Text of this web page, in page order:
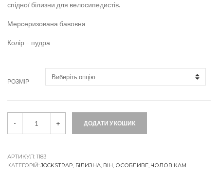
спідної білизни для велосипедистів.
Мерсеризована бавовна
Колір – пудра
РОЗМІР
o
s
t
- + ДОДАТИ У КОШИК
АРТИКУЛ: 1183
КАТЕГОРІЙ:JOCKSTRAP, БІЛИЗНА, ВІН, ОСОБЛИВЕ, ЧОЛОВІКАМ